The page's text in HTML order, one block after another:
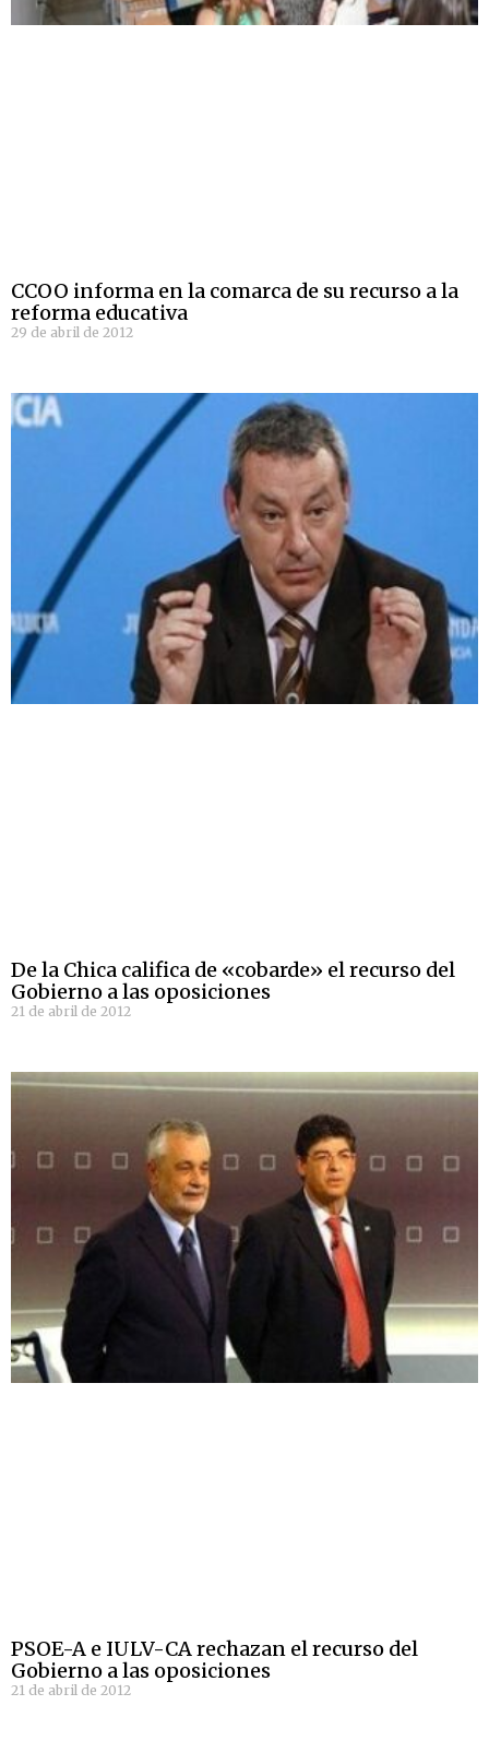
CCOO informa en la comarca de su recurso a la
reforma educativa
29 de abril de 2012
De la Chica califica de «cobarde» el recurso del
Gobierno a las oposiciones
21 de abril de 2012
PSOE-A e IULV-CA rechazan el recurso del
Gobierno a las oposiciones
21 de abril de 2012